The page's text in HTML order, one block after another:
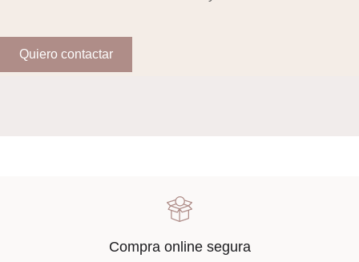
Quiero contactar
Compra online segura